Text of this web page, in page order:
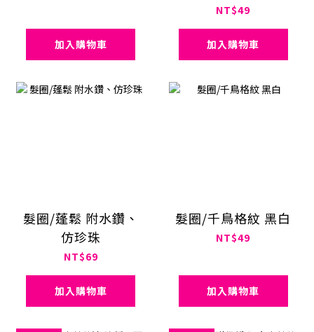
加入購物車
NT$49
加入購物車
髮圈/蓬鬆 附水鑽、
仿珍珠
NT$69
加入購物車
髮圈/千鳥格紋 黑白
NT$49
加入購物車